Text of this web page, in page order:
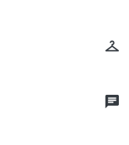
checkroom
chat